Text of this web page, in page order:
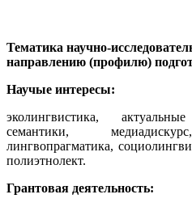
Тематика научно-
направлению (профилю)
Научые интересы:
эколингвистика,
семантики,
лингвопрагматика,
полиэтнолект.
Грантовая деятельность: